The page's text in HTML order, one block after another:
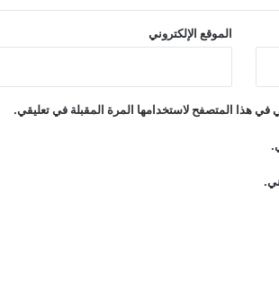
الموقع الإلكتروني
في هذا المتصفح لاستخدامها المرة المقبلة في تعليقي.